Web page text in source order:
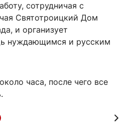
сотрудничая с
Святотроицкий Дом
и организует
нуждающимся и русским
часа, после чего все